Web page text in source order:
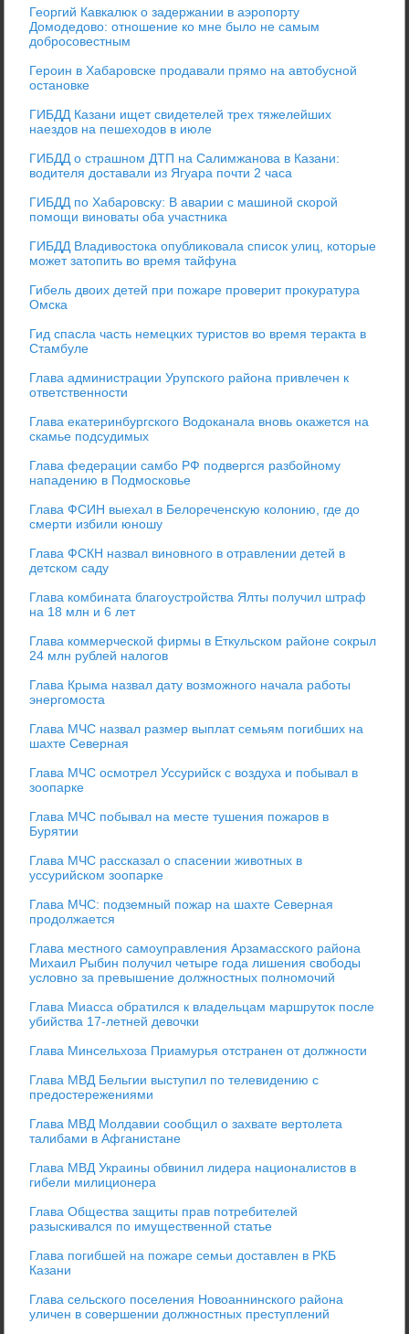
Георгий Кавкалюк о задержании в аэропорту
Домодедово: отношение ко мне было не самым
добросовестным
Героин в Хабаровске продавали прямо на автобусной
остановке
ГИБДД Казани ищет свидетелей трех тяжелейших
наездов на пешеходов в июле
ГИБДД о страшном ДТП на Салимжанова в Казани:
водителя доставали из Ягуара почти 2 часа
ГИБДД по Хабаровску: В аварии с машиной скорой
помощи виноваты оба участника
ГИБДД Владивостока опубликовала список улиц, которые
может затопить во время тайфуна
Гибель двоих детей при пожаре проверит прокуратура
Омска
Гид спасла часть немецких туристов во время теракта в
Стамбуле
Глава администрации Урупского района привлечен к
ответственности
Глава екатеринбургского Водоканала вновь окажется на
скамье подсудимых
Глава федерации самбо РФ подвергся разбойному
нападению в Подмосковье
Глава ФСИН выехал в Белореченскую колонию, где до
смерти избили юношу
Глава ФСКН назвал виновного в отравлении детей в
детском саду
Глава комбината благоустройства Ялты получил штраф
на 18 млн и 6 лет
Глава коммерческой фирмы в Еткульском районе сокрыл
24 млн рублей налогов
Глава Крыма назвал дату возможного начала работы
энергомоста
Глава МЧС назвал размер выплат семьям погибших на
шахте Северная
Глава МЧС осмотрел Уссурийск с воздуха и побывал в
зоопарке
Глава МЧС побывал на месте тушения пожаров в
Бурятии
Глава МЧС рассказал о спасении животных в
уссурийском зоопарке
Глава МЧС: подземный пожар на шахте Северная
продолжается
Глава местного самоуправления Арзамасского района
Михаил Рыбин получил четыре года лишения свободы
условно за превышение должностных полномочий
Глава Миасса обратился к владельцам маршруток после
убийства 17-летней девочки
Глава Минсельхоза Приамурья отстранен от должности
Глава МВД Бельгии выступил по телевидению с
предостережениями
Глава МВД Молдавии сообщил о захвате вертолета
талибами в Афганистане
Глава МВД Украины обвинил лидера националистов в
гибели милиционера
Глава Общества защиты прав потребителей
разыскивался по имущественной статье
Глава погибшей на пожаре семьи доставлен в РКБ
Казани
Глава сельского поселения Новоаннинского района
уличен в совершении должностных преступлений